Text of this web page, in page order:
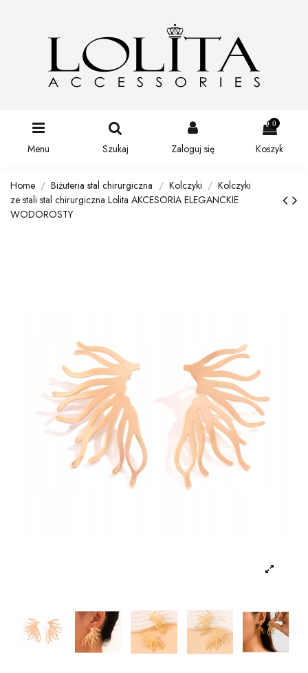
Menu Szukaj Zaloguj się
0
Koszyk
Home Biżuteria stal chirurgiczna Kolczyki
Kolczyki
ze stali stal chirurgiczna Lolita AKCESORIA ELEGANCKIE
WODOROSTY